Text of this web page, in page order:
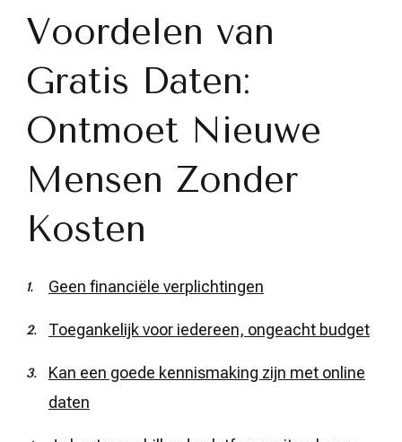
Voordelen van
Gratis Daten:
Ontmoet Nieuwe
Mensen Zonder
Kosten
Geen financiële verplichtingen
Toegankelijk voor iedereen, ongeacht budget
Kan een goede kennismaking zijn met online
daten